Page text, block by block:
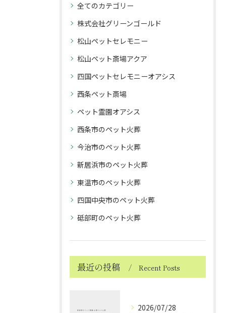
全てのカテゴリー
株式会社グリーンゴールド
松山ペットセレモニー
松山ペット斎場アクア
四国ペットセレモニーオアシス
西条ペット斎場
ペット霊園オアシス
西条市のペット火葬
今治市のペット火葬
新居浜市のペット火葬
東温市のペット火葬
四国中央市のペット火葬
砥部町のペット火葬
最近の投稿 Recent Posts
2026/07/28